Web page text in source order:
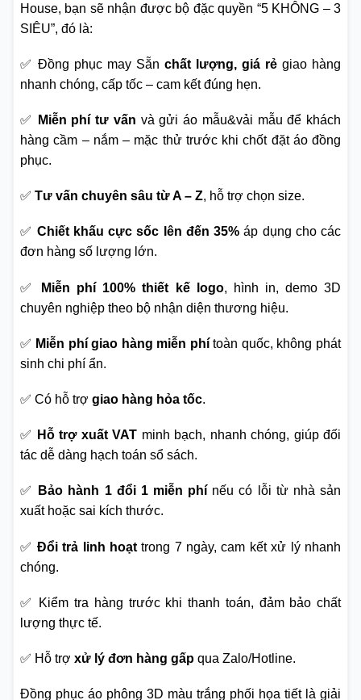
House, bạn sẽ nhận được bộ đặc quyền “5 KHÔNG – 3
SIÊU”, đó là:
✅ Đồng phục may Sẵn chất lượng, giá rẻ giao hàng
nhanh chóng, cấp tốc – cam kết đúng hẹn.
✅ Miễn phí tư vấn và gửi áo mẫu&vải mẫu để khách
hàng cầm – nắm – mặc thử trước khi chốt đặt áo đồng
phục.
✅ Tư vấn chuyên sâu từ A – Z, hỗ trợ chọn size.
✅ Chiết khấu cực sốc lên đến 35% áp dụng cho các
đơn hàng số lượng lớn.
✅ Miễn phí 100% thiết kế logo, hình in, demo 3D
chuyên nghiệp theo bộ nhận diện thương hiệu.
✅ Miễn phí giao hàng miễn phítoàn quốc, không phát
sinh chi phí ẩn.
✅ Có hỗ trợ giao hàng hỏa tốc.
✅ Hỗ trợ xuất VAT minh bạch, nhanh chóng, giúp đối
tác dễ dàng hạch toán sổ sách.
✅ Bảo hành 1 đổi 1 miễn phí nếu có lỗi từ nhà sản
xuất hoặc sai kích thước.
✅ Đổi trả linh hoạttrong 7 ngày, cam kết xử lý nhanh
chóng.
✅ Kiểm tra hàng trước khi thanh toán, đảm bảo chất
lượng thực tế.
✅ Hỗ trợ xử lý đơn hàng gấp qua Zalo/Hotline.
Đồng phục áo phông 3D màu trắng phối họa tiết là giải